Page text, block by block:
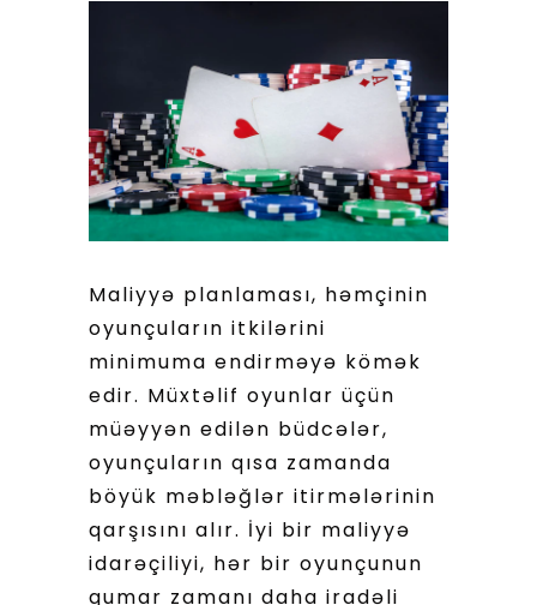
Maliyyə planlaması, həmçinin
oyunçuların itkilərini
minimuma endirməyə kömək
edir. Müxtəlif oyunlar üçün
müəyyən edilən büdcələr,
oyunçuların qısa zamanda
böyük məbləğlər itirmələrinin
qarşısını alır. İyi bir maliyyə
idarəçiliyi, hər bir oyunçunun
qumar zamanı daha iradəli